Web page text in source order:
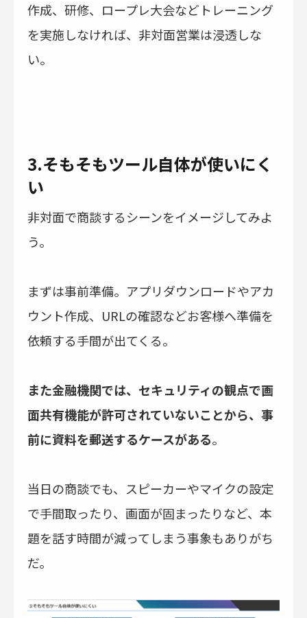
作成、研修、ロープレ大会などトレーニング
を実施しなければ、非対面営業は浸透しな
い。
3.そもそもツール自体が使いにく
い
非対面で商談するシーンをイメージしてみよ
う。
まずは事前準備。アプリダウンロードやアカ
ウント作成、URLの確認などお客様へ準備を
依頼する手間が出てくる。
また金融機関では、セキュリティの観点で画
面共有機能が許可されていないことから、事
前に資料を郵送するケースがある。
当日の商談でも、スピーカーやマイクの設定
で手間取ったり、画面が固まったりなど、本
題を話す時間が減ってしまう事象もありがち
だ。